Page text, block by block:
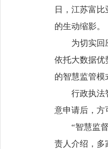
日，江苏富
的生动缩影。
为切实回
依托大数据
的智慧监管模
行政执法
意申请后，方
“智慧监
责人介绍，多